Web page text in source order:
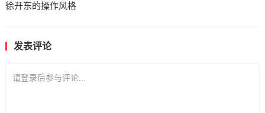
徐开东的操作风格
发表评论
请登录后参与评论...